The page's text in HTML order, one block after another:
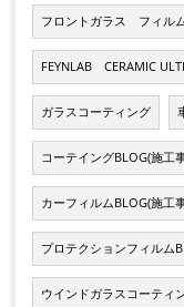
フロントガラス フィル
FEYNLAB CERAMIC
ガラスコーティング
コーテイングBLOG(施工
カーフィルムBLOG(施工
プロテクションフィルム
ウインドガラスコーティ